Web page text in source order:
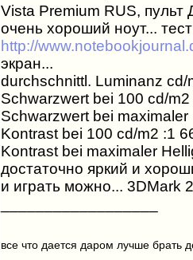
Vista Premium RUS,
очень хороший ноут...
http://
экран...
durchschnittl. Luminanz cd/
Schwarzwert bei 100 cd/m2
Schwarzwert bei maximaler
Kontrast bei 100 cd/m2 :1
Kontrast bei maximaler
достаточно яркий и
и играть можно... 3DMark
все что дается даром лучше брать